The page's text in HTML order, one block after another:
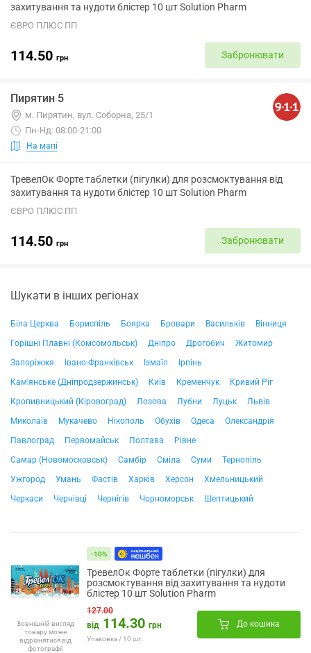
захитування та нудоти блістер 10 шт Solution Pharm
ЄВРО ПЛЮС ПП
114.50 грн Забронювати
Пирятин 5
м. Пирятин, вул. Соборна, 25/1
Пн-Нд: 08:00-21:00
На мапі
ТревелОк Форте таблетки (пігулки) для розсмоктування від
захитування та нудоти блістер 10 шт Solution Pharm
ЄВРО ПЛЮС ПП
114.50 грн Забронювати
Шукати в інших регіонах
Біла Церква Бориспіль Боярка Бровари Васильків
Вінниця
Горішні Плавні (Комсомольськ)
Дніпро Дрогобич
Житомир
Запоріжжя
Івано-Франківськ Ізмаїл
Ірпінь
Кам'янське (Дніпродзержинськ)
Київ Кременчук
Кривий Ріг
Кропивницький (Кіровоград)
Лозова Лубни Луцьк
Львів
Миколаїв
Мукачево Нікополь Обухів Одеса
Олександрія
Павлоград
Первомайськ Полтава
Рівне
Самар (Новомосковськ)
Самбір Сміла Суми
Тернопіль
Ужгород
Умань Фастів Харків Херсон
Хмельницький
Черкаси
Чернівці Чернігів Чорноморськ Шептицький
Зовнішній вигляд
товару може
відрізнятися від
фотографії
-10%
ТревелОк Форте таблетки (пігулки) для
розсмоктування від захитування та нудоти
блістер 10 шт Solution Pharm
127.00
від 114.30 грн
Упаковка / 10 шт.
До кошика